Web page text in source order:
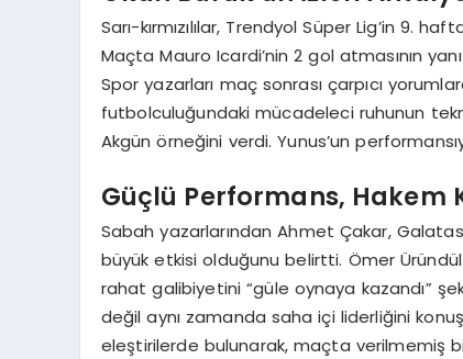
Sarı-kırmızılılar, Trendyol Süper Lig’in 9.
Maçta Mauro Icardi’nin 2 gol atmasının
Spor yazarları maç sonrası çarpıcı
futbolculuğundaki mücadeleci ruhunun
Akgün örneğini verdi. Yunus’un
Güçlü Performans, Hakem
Sabah yazarlarından Ahmet Çakar,
büyük etkisi olduğunu belirtti. Ömer Üründül
rahat galibiyetini “güle oynaya kazandı”
değil aynı zamanda saha içi liderliğini
eleştirilerde bulunarak, maçta verilmemiş